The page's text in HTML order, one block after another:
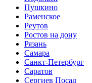
Пушкино
Раменское
Реутов
Ростов на дону
Рязань
Самара
Санкт-Петербург
Саратов
Сергиев Посад